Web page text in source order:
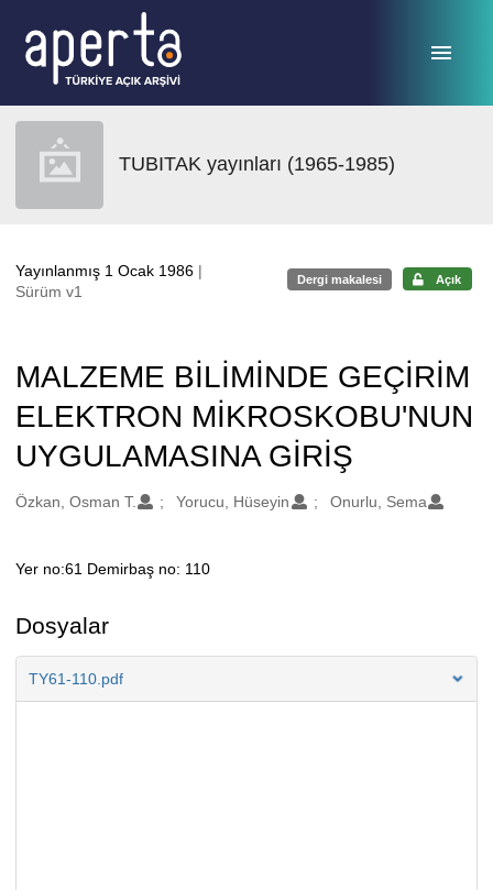
TUBITAK yayınları (1965-1985)
Yayınlanmış 1 Ocak 1986 |
Sürüm v1
Dergi makalesi Açık
MALZEME BİLİMİNDE GEÇİRİM
ELEKTRON MİKROSKOBU'NUN
UYGULAMASINA GİRİŞ
Oluşturanlar
Özkan, Osman T. Yorucu, Hüseyin Onurlu, Sema
Açıklama
Yer no:61 Demirbaş no: 110
Dosyalar
TY61-110.pdf